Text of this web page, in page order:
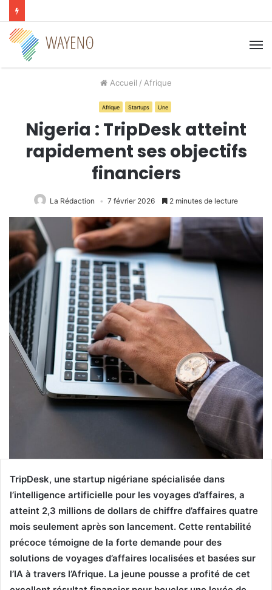
Accueil / Afrique
Afrique Startups Une
Nigeria : TripDesk atteint
rapidement ses objectifs
financiers
La Rédaction 7 février 2026 2 minutes de lecture
TripDesk, une startup nigériane spécialisée dans
l’intelligence artificielle pour les voyages d’affaires, a
atteint 2,3 millions de dollars de chiffre d’affaires quatre
mois seulement après son lancement. Cette rentabilité
précoce témoigne de la forte demande pour des
solutions de voyages d’affaires localisées et basées sur
l’IA à travers l’Afrique. La jeune pousse a profité de cet